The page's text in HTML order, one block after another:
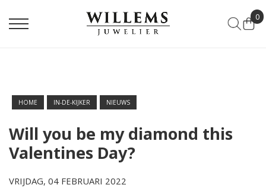
0
HOME IN-DE-KIJKER NIEUWS
Will you be my diamond this
Valentines Day?
VRIJDAG, 04 FEBRUARI 2022